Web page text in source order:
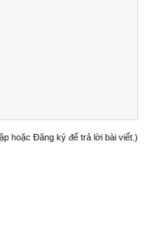
hoặc Đăng ký để trả lời bài viết.)